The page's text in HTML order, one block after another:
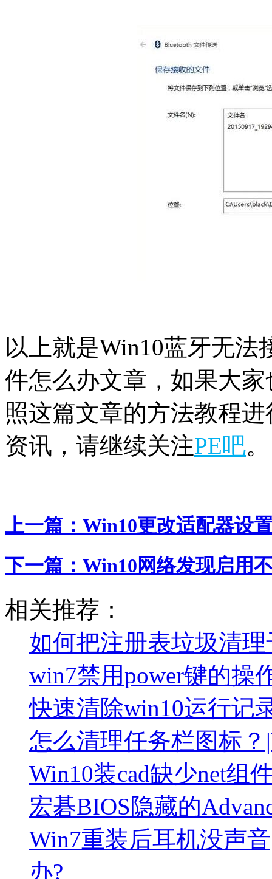
以上就是Win10蓝牙无法
件怎么办文章，如果大
照这篇文章的方法教程
资讯，请继续关注PE吧。
上一篇： Win10更改适配器设
下一篇： Win10网络发现启用
相关推荐：
如何把注册表垃圾清
win7禁用power键的操
快速清除win10运行记
怎么清理任务栏图标
Win10装cad缺少net组
宏碁BIOS隐藏的
Win7重装后耳机没声
办?